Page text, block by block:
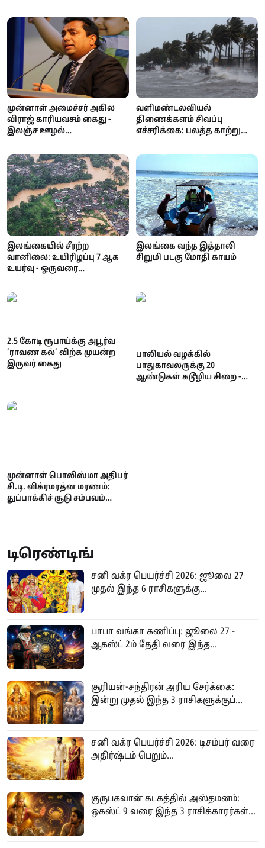
முன்னாள் அமைச்சர் அகில
விராஜ் காரியவசம் கைது -
இலஞ்ச ஊழல்
வாக்குமூலம் அளிக்க
வந்தபோது அதிரடி!
வளிமண்டலவியல்
திணைக்களம் சிவப்பு
எச்சரிக்கை: பலத்த காற்று
- மீனவர்களுக்கு முக்கிய
இலங்கையில் சீரற்ற
வானிலை: உயிரிழப்பு 7 ஆக
உயர்வு - ஒருவரை
நுவரெலியா
பாடசாலைகளுக்கு விடுமுறை
இலங்கை வந்த இத்தாலி
சிறுமி படகு மோதி காயம்
2.5 கோடி ரூபாய்க்கு அபூர்வ
’ராவண கல்’ விற்க முயன்ற
இருவர் கைது
பாலியல் வழக்கில்
பாதுகாவலருக்கு 20
ஆண்டுகள் கடூழிய சிறை -
முன்னாள் பொலிஸ்மா அதிபர்
சி.டி. விக்ரமரத்ன மரணம்:
துப்பாக்கிச் சூடு சம்பவம்
டிரெண்டிங்
சனி வக்ர பெயர்ச்சி 2026: ஜூலை 27
முதல் இந்த 6 ராசிகளுக்கு...
பாபா வங்கா கணிப்பு: ஜூலை 27 -
ஆகஸ்ட் 2ம் தேதி வரை இந்த...
சூரியன்-சந்திரன் அரிய சேர்க்கை:
இன்று முதல் இந்த 3 ராசிகளுக்குப்...
சனி வக்ர பெயர்ச்சி 2026: டிசம்பர் வரை
அதிர்ஷ்டம் பெறும்...
குருபகவான் கடகத்தில் அஸ்தமனம்:
ஒகஸ்ட் 9 வரை இந்த 3 ராசிக்காரர்கள்...